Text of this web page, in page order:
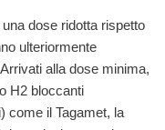
dose ridotta rispetto
ulteriormente
alla dose minima,
H2 bloccanti
come il Tagamet, la